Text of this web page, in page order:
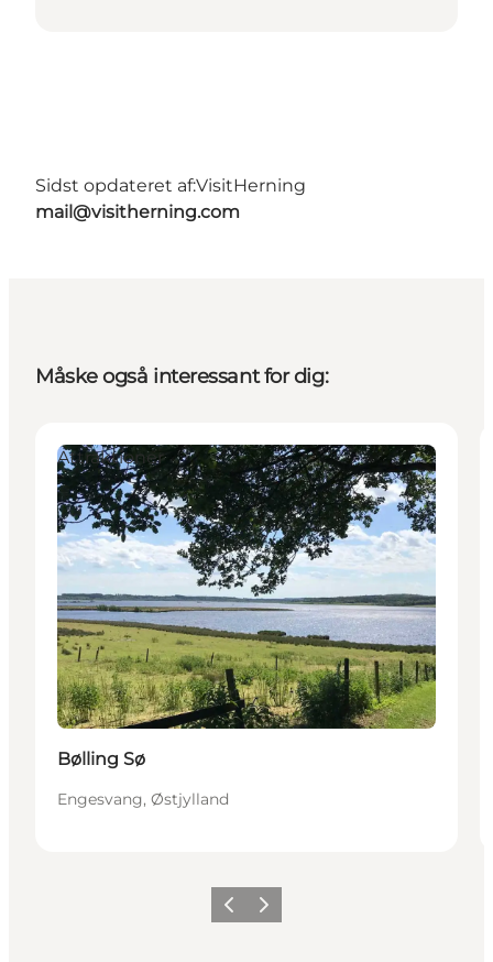
Sidst opdateret af:VisitHerning
mail@visitherning.com
Måske også interessant for dig:
Attraktioner
Bølling Sø
Engesvang, Østjylland
Forrige billede
Næste billede